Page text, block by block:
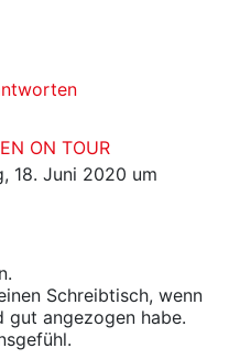
ON TOUR
18. Juni 2020 um
Schreibtisch, wenn
gut angezogen habe.